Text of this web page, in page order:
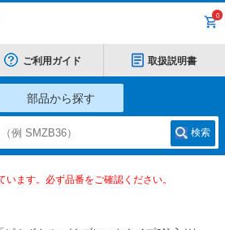
0
ご利用ガイド 取扱説明書
部品から探す
検索
ます。必ず品番をご確認ください。